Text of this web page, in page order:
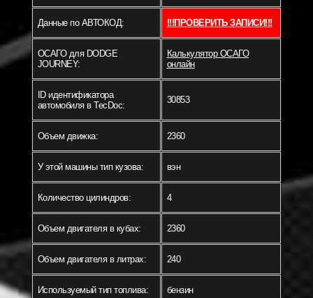
Данные по АВТОКОД: !!!ПРОВЕРИТЬ ЗАПИСИ!!!
ОСАГО для DODGE
JOURNEY:
Калькулятор ОСАГО
онлайн
ID идентификатора
автомобиля в TecDoc:
30853
Объем движка: 2360
У этой машины тип кузова: вэн
Количество цилиндров: 4
Объем двигателя в кубах: 2360
Объем двигателя в литрах: 240
Используемый тип топлива: бензин